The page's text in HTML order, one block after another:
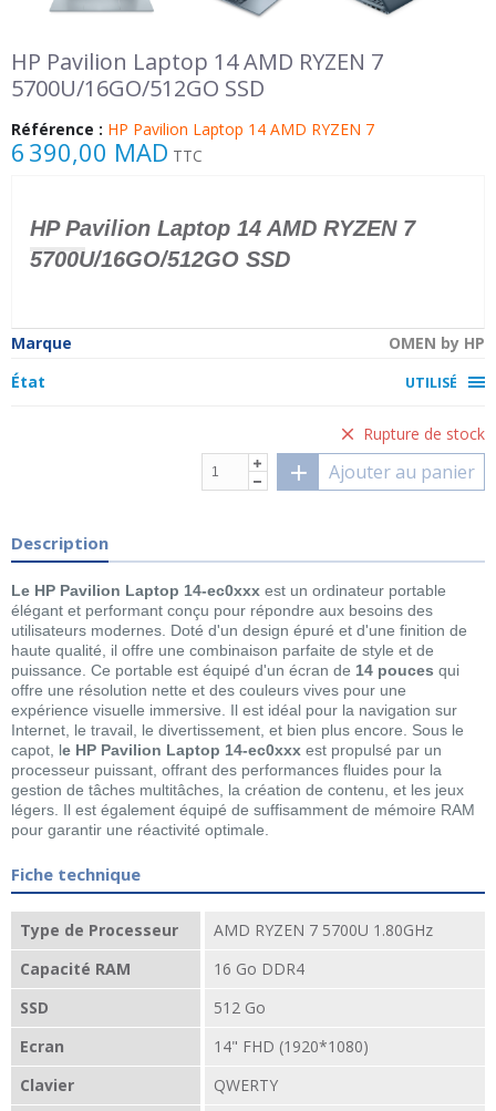
HP Pavilion Laptop 14 AMD RYZEN 7
5700U/16GO/512GO SSD
Référence : HP Pavilion Laptop 14 AMD RYZEN 7
6 390,00 MAD TTC
HP Pavilion Laptop 14 AMD RYZEN 7
5700U/16GO/512GO SSD
Marque
OMEN by HP
État
UTILISÉ
Rupture de stock
Ajouter au panier
Description
Le HP Pavilion Laptop 14-ec0xxx est un ordinateur portable
élégant et performant conçu pour répondre aux besoins des
utilisateurs modernes. Doté d'un design épuré et d'une finition de
haute qualité, il offre une combinaison parfaite de style et de
puissance. Ce portable est équipé d'un écran de 14 pouces qui
offre une résolution nette et des couleurs vives pour une
expérience visuelle immersive. Il est idéal pour la navigation sur
Internet, le travail, le divertissement, et bien plus encore. Sous le
capot, le HP Pavilion Laptop 14-ec0xxx est propulsé par un
processeur puissant, offrant des performances fluides pour la
gestion de tâches multitâches, la création de contenu, et les jeux
légers. Il est également équipé de suffisamment de mémoire RAM
pour garantir une réactivité optimale.
Fiche technique
Type de Processeur
AMD RYZEN 7 5700U 1.80GHz
Capacité RAM
16 Go DDR4
SSD
512 Go
Ecran
14" FHD (1920*1080)
Clavier
QWERTY